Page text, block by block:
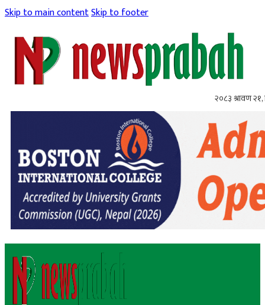
Skip to main contentSkip to footer
२०८३ श्रावण २१,